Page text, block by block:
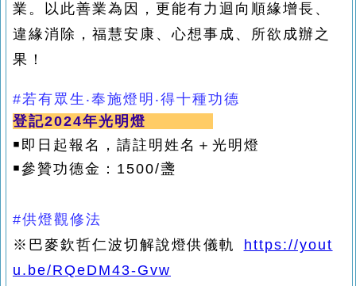
業。以此善業為因，更能有力迴向順緣增長、
違緣消除，福慧安康、心想事成、所欲成辦之
果！
#若有眾生‧奉施燈明‧得十種功德
登記2024年光明燈
￭即日起報名，請註明姓名＋光明燈
￭參贊功德金 ：1500/盞
#供燈觀修法
※巴麥欽哲仁波切解說燈供儀軌
https://yout
u.be/RQeDM43-Gvw